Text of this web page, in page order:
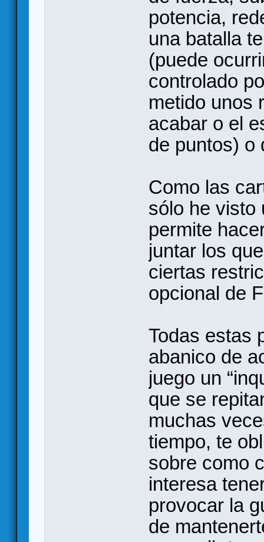
potencia,
una batalla
(puede
controlado
metido unos
acabar o el
de puntos) o
Como las
sólo he visto
permite
juntar los
ciertas
opcional de
Todas estas
abanico de
juego un
que se
muchas
tiempo, te
sobre como
interesa
provocar la
de